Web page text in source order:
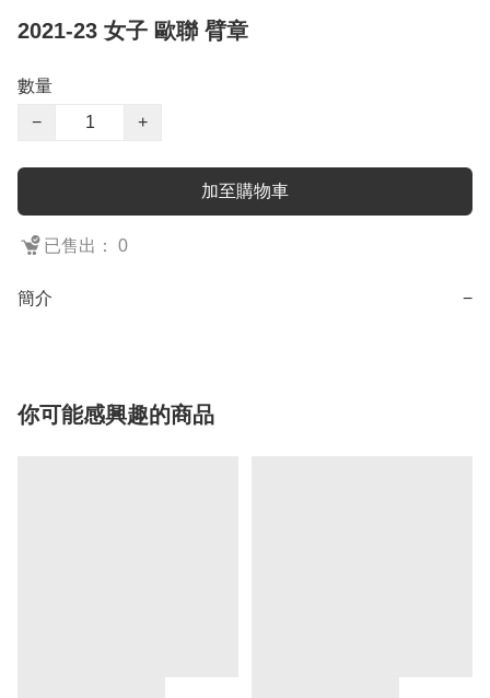
2021-23 女子 歐聯 臂章
數量
−
+
加至購物車
已售出： 0
簡介 −
你可能感興趣的商品